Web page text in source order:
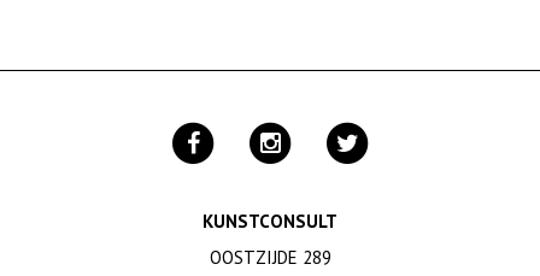
KUNSTCONSULT
OOSTZIJDE 289